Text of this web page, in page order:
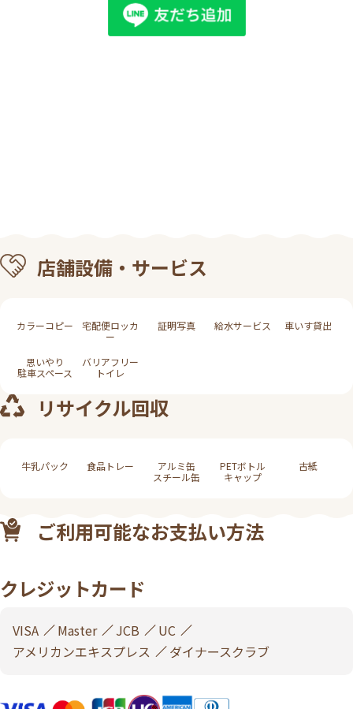
店舗設備・サービス
カラーコピー
宅配便ロッカ
ー
証明写真 給水サービス 車いす貸出
思いやり
駐車スペース
バリアフリー
トイレ
リサイクル回収
牛乳パック 食品トレー
アルミ缶
スチール缶
PETボトル
キャップ
古紙
ご利用可能なお支払い方法
クレジットカード
VISA Master JCB
UC
アメリカンエキスプレス
ダイナースクラブ